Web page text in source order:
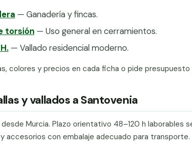
— Ganadería y fincas.
torsión— Uso general en cerramientos.
— Vallado residencial moderno.
colores y precios en cada ficha o pide presupuesto
y vallados a Santovenia
Murcia. Plazo orientativo 48–120 h laborables
accesorios con embalaje adecuado para transporte.